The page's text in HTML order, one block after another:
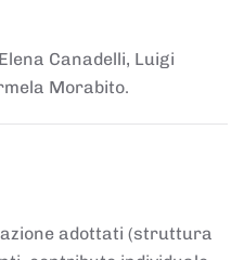
Canadelli, Luigi
Morabito.
adottati (struttura